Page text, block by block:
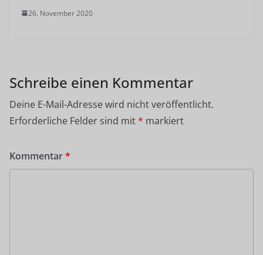
26. November 2020
Schreibe einen Kommentar
Deine E-Mail-Adresse wird nicht veröffentlicht.
Erforderliche Felder sind mit* markiert
Kommentar*